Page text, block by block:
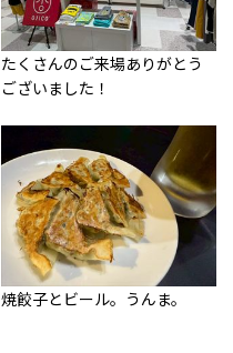
たくさんのご来場ありがとう
ございました！
焼餃子とビール。うんま。